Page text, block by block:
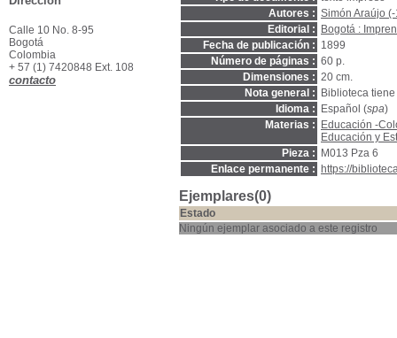
Autores : Simón Araújo
Editorial :
Bogotá :
Fecha de publicación : 1899
Número de páginas : 60 p.
Dimensiones : 20 cm.
Nota general :
Biblioteca
Idioma :
Español (spa)
Materias :
Educación -
Educación y
Pieza :
M013 Pza 6
Enlace permanente :
https://
Ejemplares(0)
Estado
Ningún ejemplar asociado a este registro
Calle 10 No. 8-95
Bogotá
Colombia
+ 57 (1) 7420848 Ext. 108
contacto